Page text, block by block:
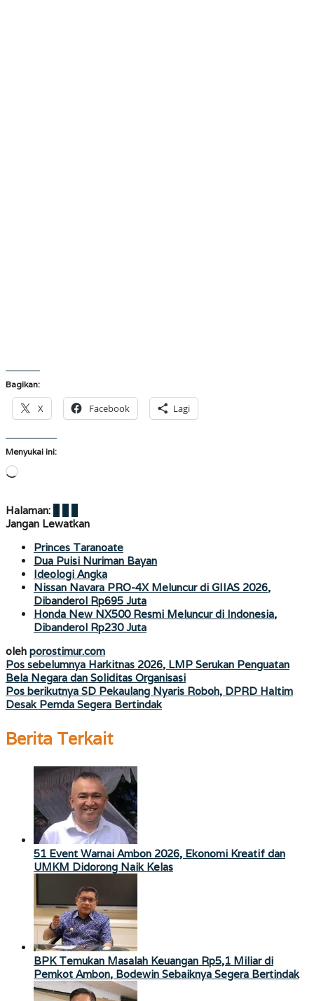
Bagikan:
X Facebook Lagi
Menyukai ini:
Memuat...
Halaman: 1
Jangan Lewatkan
Princes Taranoate
Dua Puisi Nuriman Bayan
Ideologi Angka
Nissan Navara PRO-4X Meluncur di GIIAS 2026,
Dibanderol Rp695 Juta
Honda New NX500 Resmi Meluncur di Indonesia,
Dibanderol Rp230 Juta
oleh porostimur.com
Navigasi
pos
Pos sebelumnya Harkitnas 2026, LMP Serukan Penguatan
Bela Negara dan Soliditas Organisasi
Pos berikutnya SD Pekaulang Nyaris Roboh, DPRD Haltim
Desak Pemda Segera Bertindak
Berita Terkait
51 Event Warnai Ambon 2026, Ekonomi Kreatif dan
UMKM Didorong Naik Kelas
BPK Temukan Masalah Keuangan Rp5,1 Miliar di
Pemkot Ambon, Bodewin Sebaiknya Segera Bertindak